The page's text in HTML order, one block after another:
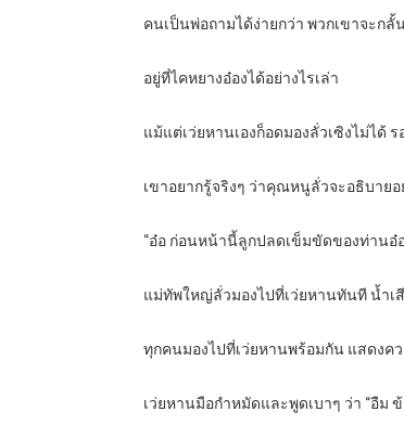
คนเป็นพ่อถามได้ง่ายกว่า พวกเขาจะกลั้
อยู่ที่ไคหยางอ๋องได้อย่างไรเล่า
แม้แต่เว่ยหานเองก็อดมองลั่วเซิงไม่ได้
เขาอยากรู้จริงๆ ว่าคุณหนูลั่วจะอธิบายอ
“อ๋อ ก่อนหน้านี้ลูกปลดเข็มขัดของท่านอ๋
แม่ทัพใหญ่ลั่วมองไปที่เว่ยหานทันที น้ำเสี
ทุกคนมองไปที่เว่ยหานพร้อมกัน แสดงค
เว่ยหานมือกำหมัดและพูดเบาๆ ว่า “อื